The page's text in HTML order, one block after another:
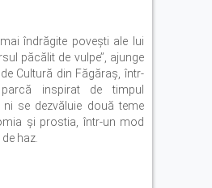
îndrăgite povești ale lui
păcălit de vulpe’’, ajunge
Cultură din Făgăraș, într-
inspirat de timpul
ni se dezvăluie două teme
și prostia, într-un mod
haz.